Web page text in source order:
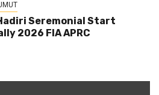
Seremonial Start
2026 FIA APRC